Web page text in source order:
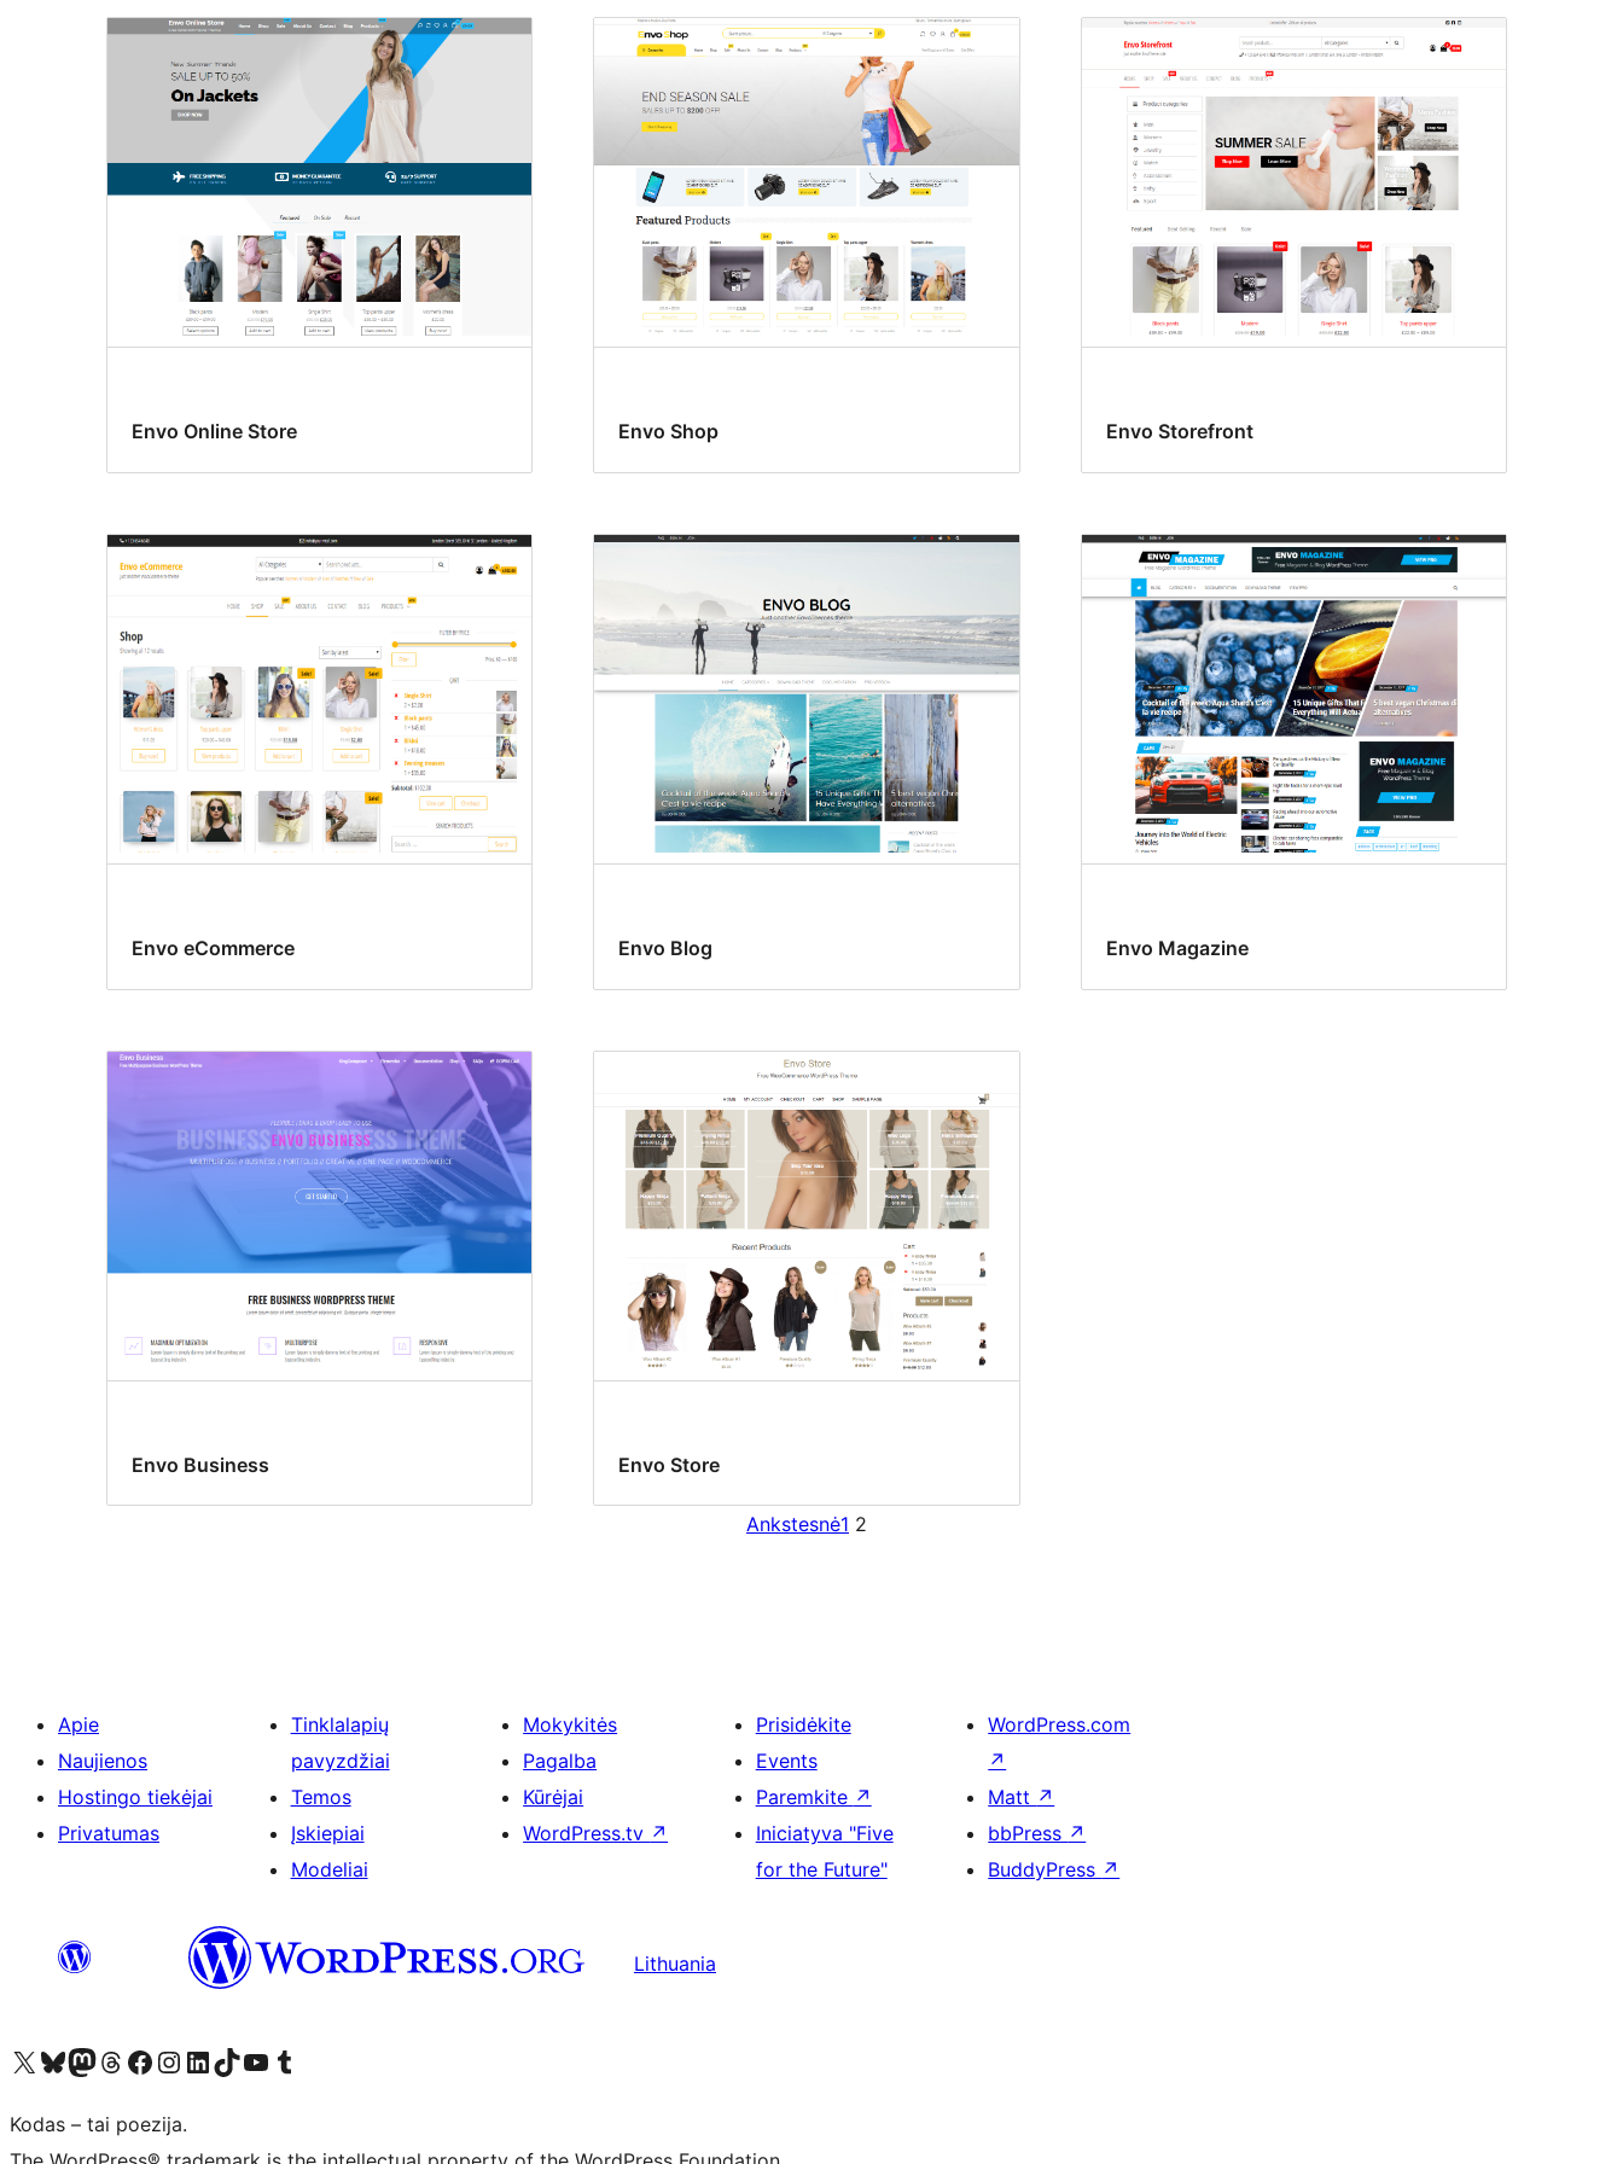
Envo Online Store Envo Shop Envo Storefront
Envo eCommerce Envo Blog Envo Magazine
Envo Business Envo Store
Ankstesnė1 2
Apie
Naujienos
Hostingo tiekėjai
Privatumas
Tinklalapių
pavyzdžiai
Temos
Įskiepiai
Modeliai
Mokykitės
Pagalba
Kūrėjai
WordPress.tv ↗
Prisidėkite
Events
Paremkite ↗
Iniciatyva "Five
for the Future"
WordPress.com
↗
Matt ↗
bbPress ↗
BuddyPress ↗
Lithuania
Visit our X (formerly Twitter) account
Apsilankykite mūsų Bluesky paskyroje
Visit our Mastodon account
Apsilankykite mūsų Threads paskyroje
Visit our Facebook page
Visit our Instagram account
Visit our LinkedIn account
Apsilankykite mūsų TikTok paskyroje
Visit our YouTube channel
Apsilankykite mūsų Tumblr paskyroje
Kodas – tai poezija.